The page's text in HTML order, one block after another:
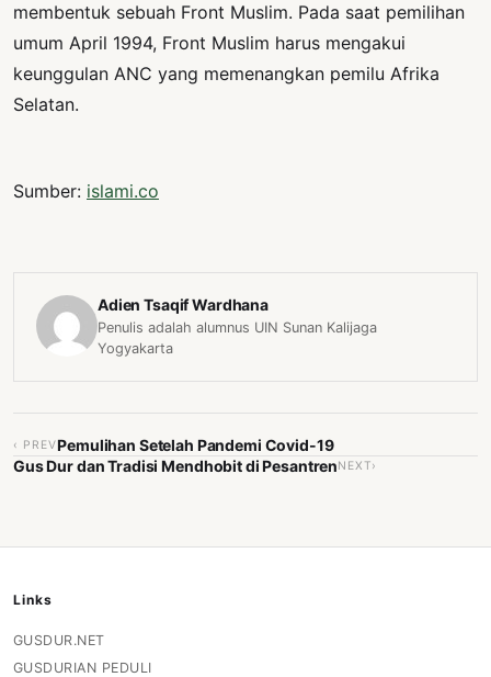
membentuk sebuah Front Muslim. Pada saat pemilihan
umum April 1994, Front Muslim harus mengakui
keunggulan ANC yang memenangkan pemilu Afrika
Selatan.
Sumber: islami.co
Adien Tsaqif Wardhana
Penulis adalah alumnus UIN Sunan Kalijaga
Yogyakarta
‹ PREVPemulihan Setelah Pandemi Covid-19
Gus Dur dan Tradisi Mendhobit di PesantrenNEXT›
Links
GUSDUR.NET
GUSDURIAN PEDULI